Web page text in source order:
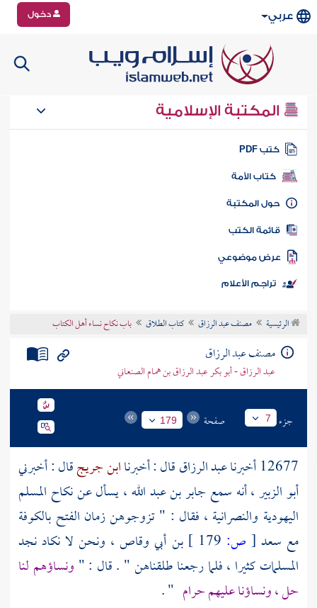
عربي دخول
المكتبة الإسلامية
كتب PDF
كتاب الأمة
المكتبة
الكتب
موضوعي
تراجم الأعلام
الرئيسية مصنف عبد الرزاق كتاب الطلاق باب نكاح نساء أهل الكتاب
مصنف عبد الرزاق
عبد الرزاق - أبو بكر عبد الرزاق بن همام الصنعاني
جزء 7 صفحة 179
12677 أخبرنا عبد الرزاققال : أخبرناابن جريجقال : أخبرني
أبو الزبير، أنه سمع جابر بن عبد الله ، يسأل عن نكاح المسلم
اليهودية والنصرانية ، فقال : " تزوجوهن زمان الفتح بالكوفة
مع سعد [ ص: بن أبي وقاص ، ونحن لا نكاد نجد
المسلمات كثيرا ، فلما رجعنا طلقناهن " . قال : " ونساؤهم لنا
حل ، ونساؤنا عليهم حرام " .